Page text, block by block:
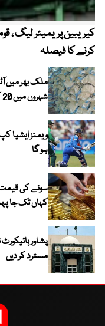
کرنے کا فیصلہ
ملک بھر میں
شہروں میں 20 کلو تھیلا 100 روپے تک مہنگا
ہو گا
سونے کی قیمت
کہاں تک جا
پشاور
مسترد کر دیں